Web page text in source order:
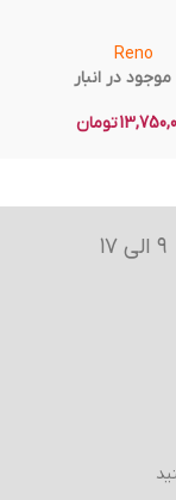
Reno
موجود در انبار
تومان
۹ الی ۱۷